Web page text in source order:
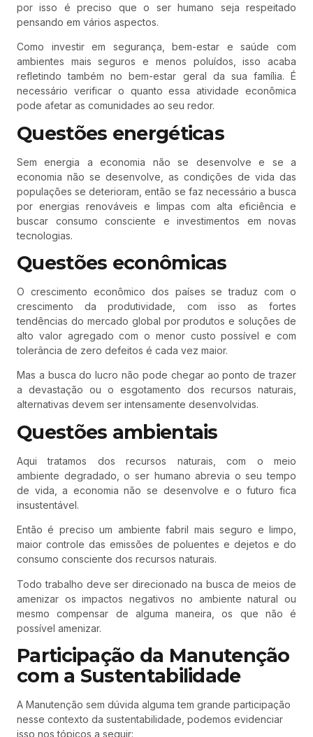
por isso é preciso que o ser humano seja respeitado
pensando em vários aspectos.
Como investir em segurança, bem-estar e saúde com
ambientes mais seguros e menos poluídos, isso acaba
refletindo também no bem-estar geral da sua família. É
necessário verificar o quanto essa atividade econômica
pode afetar as comunidades ao seu redor.
Questões energéticas
Sem energia a economia não se desenvolve e se a
economia não se desenvolve, as condições de vida das
populações se deterioram, então se faz necessário a busca
por energias renováveis e limpas com alta eficiência e
buscar consumo consciente e investimentos em novas
tecnologias.
Questões econômicas
O crescimento econômico dos países se traduz com o
crescimento da produtividade, com isso as fortes
tendências do mercado global por produtos e soluções de
alto valor agregado com o menor custo possível e com
tolerância de zero defeitos é cada vez maior.
Mas a busca do lucro não pode chegar ao ponto de trazer
a devastação ou o esgotamento dos recursos naturais,
alternativas devem ser intensamente desenvolvidas.
Questões ambientais
Aqui tratamos dos recursos naturais, com o meio
ambiente degradado, o ser humano abrevia o seu tempo
de vida, a economia não se desenvolve e o futuro fica
insustentável.
Então é preciso um ambiente fabril mais seguro e limpo,
maior controle das emissões de poluentes e dejetos e do
consumo consciente dos recursos naturais.
Todo trabalho deve ser direcionado na busca de meios de
amenizar os impactos negativos no ambiente natural ou
mesmo compensar de alguma maneira, os que não é
possível amenizar.
Participação da Manutenção
com a Sustentabilidade
A Manutenção sem dúvida alguma tem grande participação
nesse contexto da sustentabilidade, podemos evidenciar
isso nos tópicos a seguir: